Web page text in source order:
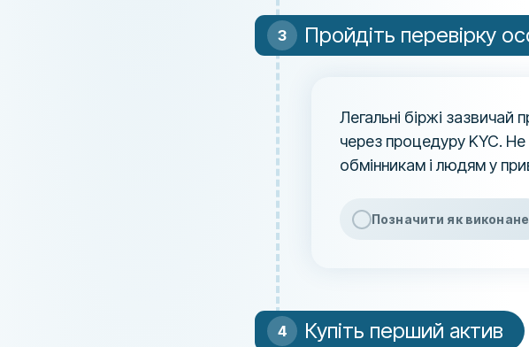
Пройдіть перевірку
Легальні біржі зазвичай
через процедуру KYC.
обмінникам і людям у
Позначити як виконане
Купіть перший актив